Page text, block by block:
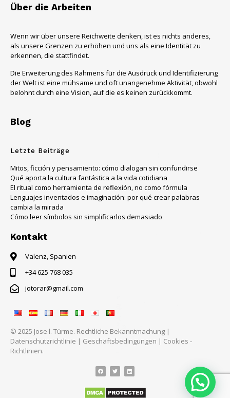
Über die Arbeiten
Wenn wir über unsere Reichweite denken, ist es nichts anderes,
als unsere Grenzen zu erhöhen und uns als eine Identität zu
erkennen, die stattfindet.
Die Erweiterung des Rahmens für die Ausdruck und Identifizierung
der Welt ist eine mühsame und oft unangenehme Aktivität, obwohl
belohnt durch eine Vision, auf die es keinen zurückkommt.
Blog
Letzte Beiträge
Mitos, ficción y pensamiento: cómo dialogan sin confundirse
Qué aporta la cultura fantástica a la vida cotidiana
El ritual como herramienta de reflexión, no como fórmula
Lenguajes inventados e imaginación: por qué crear palabras
cambia la mirada
Cómo leer símbolos sin simplificarlos demasiado
Kontakt
Valenz, Spanien
+34 625 768 035
jotorar@gmail.com
© 2025 Jose l. Türme. Rechtliche Bekanntmachung |
Datenschutzrichtlinie | Geschäftsbedingungen | Cookies -
Richtlinien.